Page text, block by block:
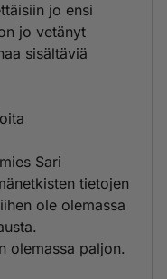
jo ensi
jo vetänyt
sisältäviä
Sari
tietojen
ole olemassa
olemassa paljon.